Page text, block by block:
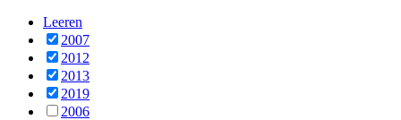
Leeren
2007
2012
2013
2019
2006